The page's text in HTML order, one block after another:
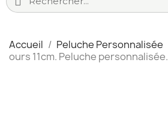
Accueil Peluche Personnalisée
ours 11cm. Peluche personnalisée.